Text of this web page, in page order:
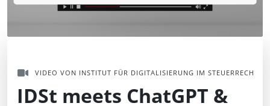
VIDEO VON INSTITUT FÜR DIGITALISIERUNG IM STEUERRECHT
IDSt meets ChatGPT &